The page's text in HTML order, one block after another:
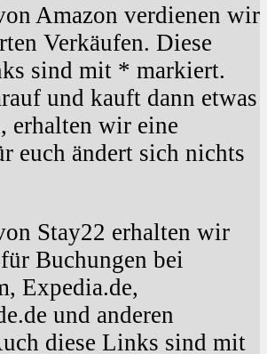
Amazon verdienen wir
Verkäufen. Diese
sind mit * markiert.
und kauft dann etwas
erhalten wir eine
euch ändert sich nichts
Stay22 erhalten wir
Buchungen bei
Expedia.de,
und anderen
diese Links sind mit